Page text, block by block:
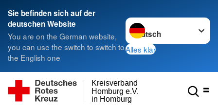
Sie befinden sich auf der
deutschen Website
You are on the German website,
you can use the switch to switch to
the English one
Sprache wechseln zu
Alles klar
in Homburg
Homburg e.V.
Kreisverband